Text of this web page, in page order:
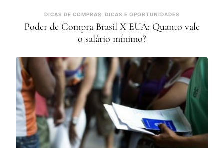
DICAS DE COMPRAS DICAS E OPORTUNIDADES
Poder de Compra Brasil X EUA: Quanto vale
o salário mínimo?